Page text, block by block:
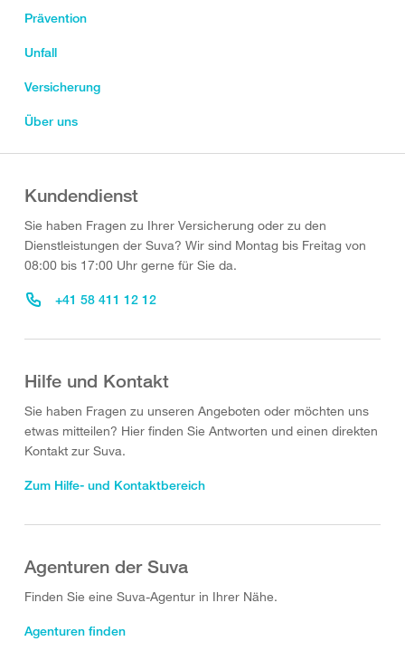
Prävention
Unfall
Versicherung
Über uns
Kundendienst
Sie haben Fragen zu Ihrer Versicherung oder zu den
Dienstleistungen der Suva? Wir sind Montag bis Freitag von
08:00 bis 17:00 Uhr gerne für Sie da.
+41 58 411 12 12
Hilfe und Kontakt
Sie haben Fragen zu unseren Angeboten oder möchten uns
etwas mitteilen? Hier finden Sie Antworten und einen direkten
Kontakt zur Suva.
Zum Hilfe- und Kontaktbereich
Agenturen der Suva
Finden Sie eine Suva-Agentur in Ihrer Nähe.
Agenturen finden